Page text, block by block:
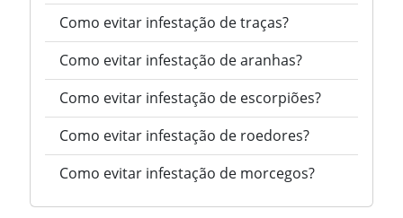
Como evitar infestação de traças?
Como evitar infestação de aranhas?
Como evitar infestação de escorpiões?
Como evitar infestação de roedores?
Como evitar infestação de morcegos?